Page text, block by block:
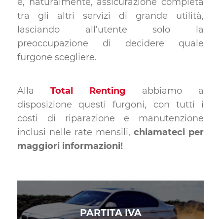
tra gli altri servizi di grande utilità,
lasciando all’utente solo la
preoccupazione di decidere quale
furgone scegliere.
Alla Total Renting abbiamo a
disposizione questi furgoni, con tutti i
costi di riparazione e manutenzione
inclusi nelle rate mensili, chiamateci per
maggiori informazioni!
PARTITA IVA